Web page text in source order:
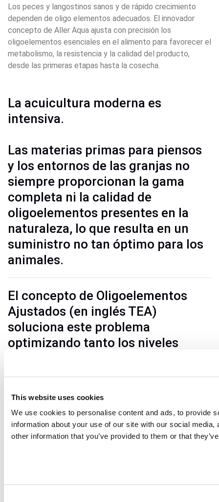
This website uses cookies
We use cookies to personalise content and ads, to provide
information about your use of our site with our social
other information that you’ve provided to them or that
Los peces y langostinos sanos y de rápido crecimiento
dependen de oligo elementos adecuados. El innovador
concepto de Aller Aqua ajusta con precisión los
oligoelementos esenciales en el alimento para favorecer el
metabolismo, la resistencia y la calidad del producto,
desde las primeras etapas hasta la cosecha.
La acuicultura moderna es
intensiva.
Las materias primas para piensos
y los entornos de las granjas no
siempre proporcionan la gama
completa ni la calidad de
oligoelementos presentes en la
naturaleza, lo que resulta en un
suministro no tan óptimo para los
animales.
El concepto de Oligoelementos
Ajustados (en inglés TEA)
soluciona este problema
optimizando tanto los niveles
oligoelementos esenciales en los
primas por sí solas pueden
ofrecer.